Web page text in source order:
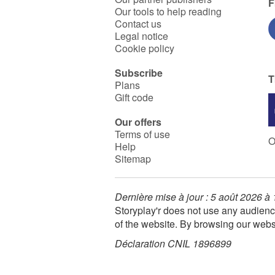
Our tools to help reading
Contact us
Legal notice
Cookie policy
Subscribe
Plans
Gift code
Our offers
Terms of use
Help
Sitemap
Dernière mise à jour : 5 août 2026 à
Storyplay'r does not use any
of the website. By browsing our
Déclaration CNIL 1896899